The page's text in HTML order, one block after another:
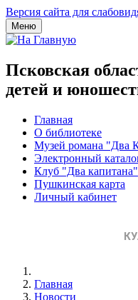
Версия сайта для
Меню
Псковская
детей и
Главная
О библиотеке
Музей романа "Два
Электронный
Клуб "Два капитана"
Пушкинская карта
Личный кабинет
Главная
Новости